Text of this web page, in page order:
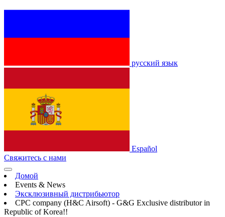
русский язык
Español
Свяжитесь с нами
Домой
Events & News
Эксклюзивный дистрибьютор
CPC company (H&C Airsoft) - G&G Exclusive distributor in
Republic of Korea!!